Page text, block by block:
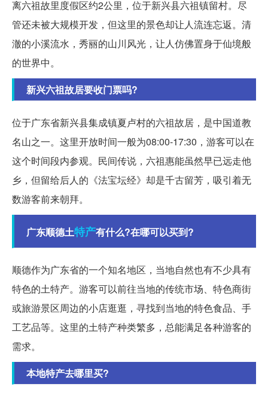
离六祖故里度假区约2公里，位于新兴县六祖镇留村。尽
管还未被大规模开发，但这里的景色却让人流连忘返。清
澈的小溪流水，秀丽的山川风光，让人仿佛置身于仙境般
的世界中。
新兴六祖故居要收门票吗?
位于广东省新兴县集成镇夏卢村的六祖故居，是中国道教
名山之一。这里开放时间一般为08:00-17:30，游客可以在
这个时间段内参观。民间传说，六祖惠能虽然早已远走他
乡，但留给后人的《法宝坛经》却是千古留芳，吸引着无
数游客前来朝拜。
广东顺德土特产有什么?在哪可以买到?
顺德作为广东省的一个知名地区，当地自然也有不少具有
特色的土特产。游客可以前往当地的传统市场、特色商街
或旅游景区周边的小店逛逛，寻找到当地的特色食品、手
工艺品等。这里的土特产种类繁多，总能满足各种游客的
需求。
本地特产去哪里买?